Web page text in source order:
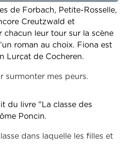
de Forbach, Petite-Rosselle,
Creutzwald et
chacun leur tour sur la scène
roman au choix. Fiona est
Lurçat de Cocheren.
surmonter mes peurs.
du livre "La classe des
Poncin.
dans laquelle les filles et